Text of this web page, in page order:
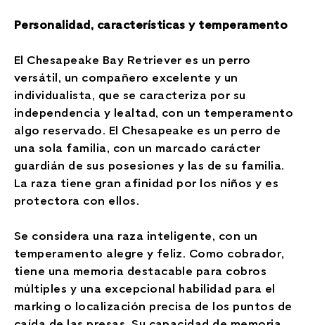
Personalidad, características y temperamento
El Chesapeake Bay Retriever es un perro
versátil, un compañero excelente y un
individualista, que se caracteriza por su
independencia y lealtad, con un temperamento
algo reservado. El Chesapeake es un perro de
una sola familia, con un marcado carácter
guardián de sus posesiones y las de su familia.
La raza tiene gran afinidad por los niños y es
protectora con ellos.
Se considera una raza inteligente, con un
temperamento alegre y feliz. Como cobrador,
tiene una memoria destacable para cobros
múltiples y una excepcional habilidad para el
marking o localización precisa de los puntos de